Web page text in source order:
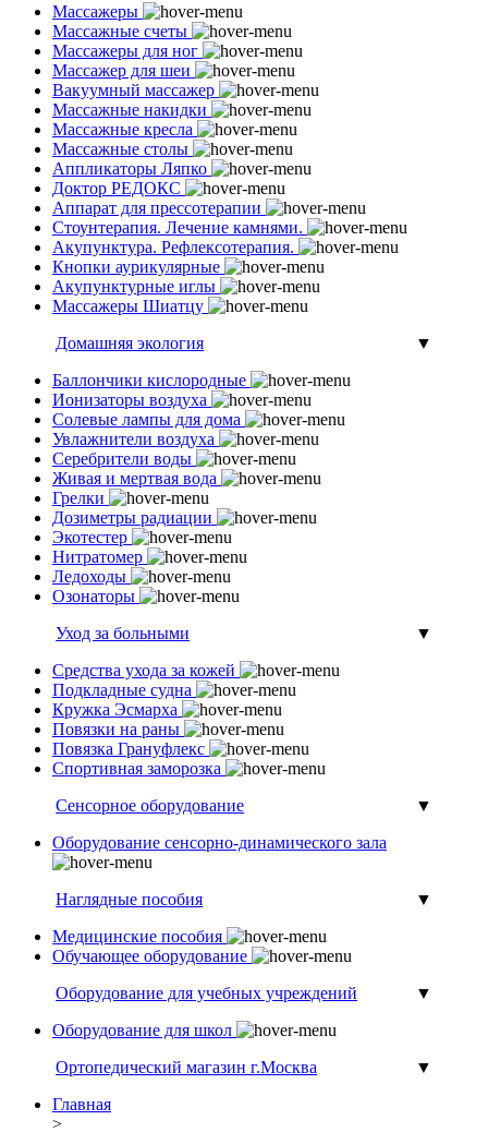
Массажеры
Массажные счеты
Массажеры для ног
Массажер для шеи
Вакуумный массажер
Массажные накидки
Массажные кресла
Массажные столы
Аппликаторы Ляпко
Доктор РЕДОКС
Аппарат для прессотерапии
Стоунтерапия. Лечение камнями.
Акупунктура. Рефлексотерапия.
Кнопки аурикулярные
Акупунктурные иглы
Массажеры Шиатцу
Домашняя экология
▼
Баллончики кислородные
Ионизаторы воздуха
Солевые лампы для дома
Увлажнители воздуха
Серебрители воды
Живая и мертвая вода
Грелки
Дозиметры радиации
Экотестер
Нитратомер
Ледоходы
Озонаторы
Уход за больными
▼
Средства ухода за кожей
Подкладные судна
Кружка Эсмарха
Повязки на раны
Повязка Грануфлекс
Спортивная заморозка
Сенсорное оборудование
▼
Оборудование сенсорно-динамического зала
Наглядные пособия
▼
Медицинские пособия
Обучающее оборудование
Оборудование для учебных учреждений
▼
Оборудование для школ
Ортопедический магазин г.Москва
▼
Главная
>